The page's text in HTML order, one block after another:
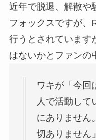
近年で脱退、解散や
フォックスですが、
行うとされています
はないかとファンの
ワキが「今回
人で活動して
にありません
切ありません